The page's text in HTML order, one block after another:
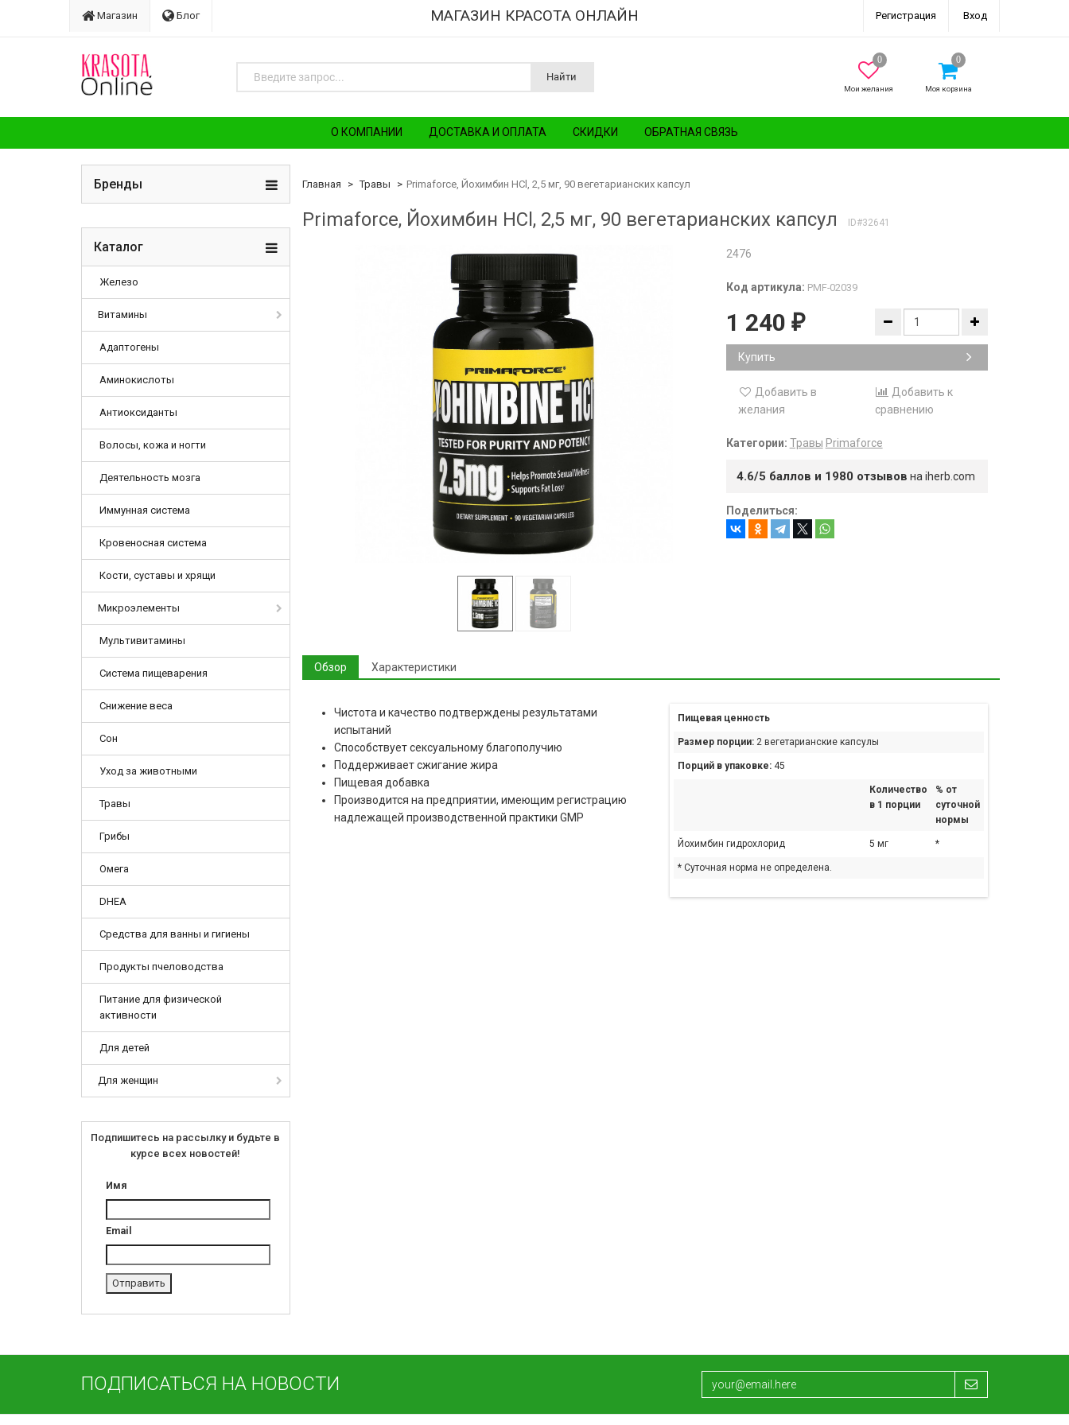
Магазин Блог МАГАЗИН КРАСОТА ОНЛАЙН Регистрация Вход
Найти
Мои желания Моя корзина
О КОМПАНИИ ДОСТАВКА И ОПЛАТА СКИДКИ ОБРАТНАЯ СВЯЗЬ
Бренды
Каталог
Железо
Витамины
Адаптогены
Аминокислоты
Антиоксиданты
Волосы, кожа и ногти
Деятельность мозга
Иммунная система
Кровеносная система
Кости, суставы и хрящи
Микроэлементы
Мультивитамины
Система пищеварения
Снижение веса
Сон
Уход за животными
Травы
Грибы
Омега
DHEA
Средства для ванны и гигиены
Продукты пчеловодства
Питание для физической
активности
Для детей
Для женщин
Подпишитесь на рассылку и будьте в
курсе всех новостей!
Имя
Email
Главная Травы Primaforce, Йохимбин HCl, 2,5 мг, 90 вегетарианских капсул
Primaforce, Йохимбин HCl, 2,5 мг, 90 вегетарианских капсул ID#32641
2476
Код артикула: PMF-02039
1 240 ₽
Купить
Добавить в
желания
Добавить к
сравнению
Категории: Травы Primaforce
4.6/5 баллов и 1980 отзывов на iherb.com
Поделиться:
Обзор Характеристики
Пищевая ценность
Размер порции: 2 вегетарианские капсулы
Порций в упаковке: 45
Количество
в 1 порции
% от
суточной
нормы
Йохимбин гидрохлорид 5 мг *
* Суточная норма не определена.
Чистота и качество подтверждены результатами
испытаний
Способствует сексуальному благополучию
Поддерживает сжигание жира
Пищевая добавка
Производится на предприятии, имеющим регистрацию
надлежащей производственной практики GMP
ПОДПИСАТЬСЯ НА НОВОСТИ